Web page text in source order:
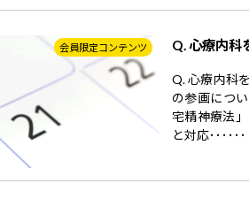
会員限定コンテンツ Q. 心療内科
Q. 心療内科
の参画につ
宅精神療法
と対応･････